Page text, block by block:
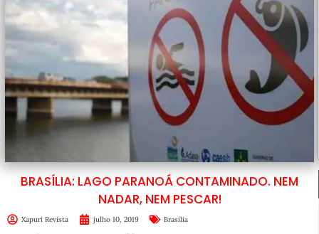
BRASÍLIA: LAGO PARANOÁ CONTAMINADO. NEM
NADAR, NEM PESCAR!
Xapuri Revista julho 10, 2019 Brasília